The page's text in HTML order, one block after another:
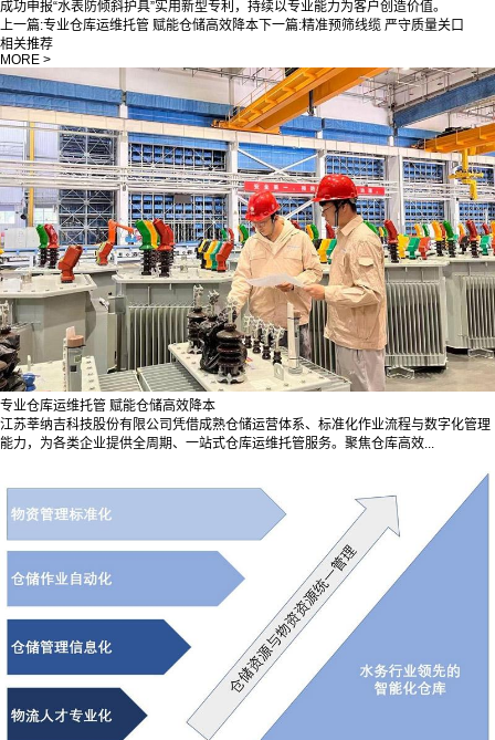
成功申报“水表防倾斜护具”实用新型专利，持续以专业能力为客户创造价值。
上一篇:专业仓库运维托管 赋能仓储高效降本下一篇:精准预筛线缆 严守质量关口
相关推荐
MORE >
专业仓库运维托管 赋能仓储高效降本
江苏莘纳吉科技股份有限公司凭借成熟仓储运营体系、标准化作业流程与数字化管理
能力，为各类企业提供全周期、一站式仓库运维托管服务。聚焦仓库高效...